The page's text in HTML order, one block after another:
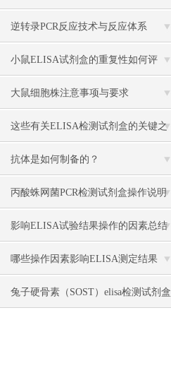
见异常？
逆转录PCR反应技术与反应体系
小鼠ELISA试剂盒的重复性如何评
估？
大鼠细胞株注意事项与要求
这些有关ELISA检测试剂盒的关键之
处，你一定要知道
抗体是如何制备的？
丙酸蛛网菌PCR检测试剂盒操作说明
影响ELISA试验结果操作的因素总结
哪些操作因素影响ELISA测定结果
兔子硬骨素（SOST）elisa检测试剂盒